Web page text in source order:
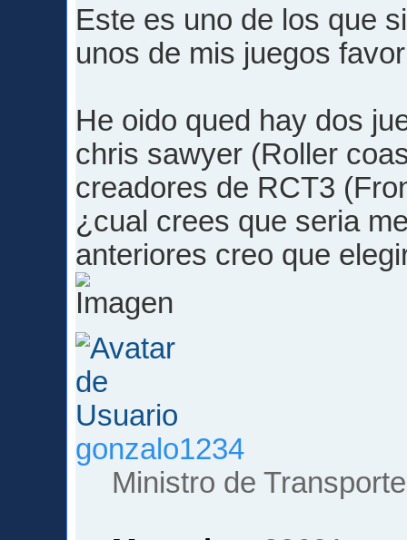
Este es uno de los que
unos de mis juegos
He oido qued hay dos
chris sawyer (Roller
creadores de RCT3
¿cual crees que seria
anteriores creo que
gonzalo1234
Ministro de Transporte